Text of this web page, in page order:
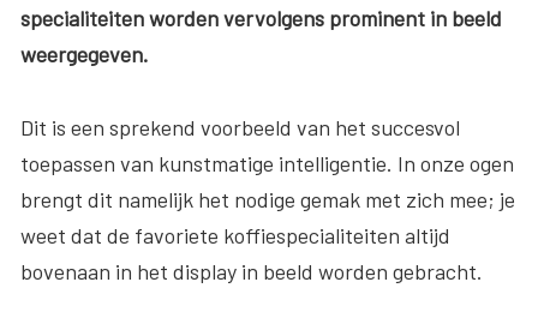
specialiteiten worden vervolgens prominent in beeld
weergegeven.
Dit is een sprekend voorbeeld van het succesvol
toepassen van kunstmatige intelligentie. In onze ogen
brengt dit namelijk het nodige gemak met zich mee; je
weet dat de favoriete koffiespecialiteiten altijd
bovenaan in het display in beeld worden gebracht.